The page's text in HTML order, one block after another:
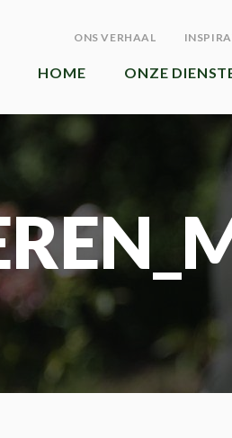
ONS VERHAAL
HOME ONZE